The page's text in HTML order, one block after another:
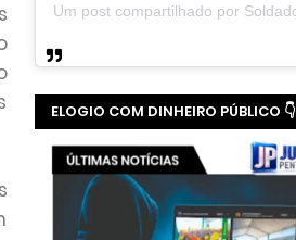
ELOGIO COM DINHEIRO PÚBLICO 👇